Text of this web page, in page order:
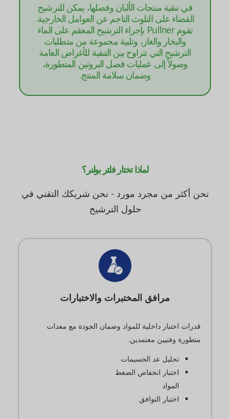
في تنقية منتجات الألبان وفصلها، يمكن للترشيح
القضاء على التلوث الناجم عن العوامل الخارجية.
تقوم Pullner بإجراء الترشيح المعقم على الماء
والبخار والغاز، وتلبية مجموعة من متطلبات
الترشيح التي تتراوح بين التنقية للأغراض العامة
وصولاً إلى عمليات فصل البروتين المتطورة،
وضمان سلامة المنتج.
لماذا تختار فلتر بولنر؟
نحن أكثر من مجرد مورد - نحن شريكك التقني في
حلول الترشيح
مرافق المختبرات والاختبارات
قدرات اختبار داخلية للمواد وضمان الجودة مع معدات
متطورة وفنيين معتمدين.
تحليل عد الجسيمات
اختبار انخفاض الضغط
المواد
اختبار التوافق